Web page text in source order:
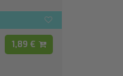
1,89 €